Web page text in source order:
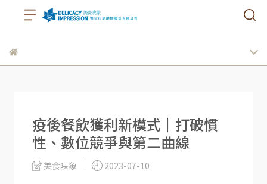
疫後餐飲獲利新模式｜打破慣
性、數位競爭與第二曲線
美食映象 2023-07-10